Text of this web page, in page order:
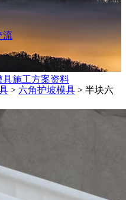
流
施工方案资料
> 六角护坡模具 > 半块六